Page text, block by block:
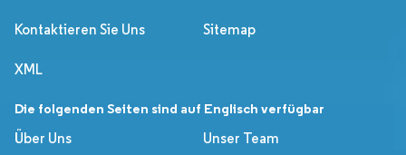
Kontaktieren Sie Uns Sitemap
XML
Die folgenden Seiten sind auf Englisch verfügbar
Über Uns
Unser Team